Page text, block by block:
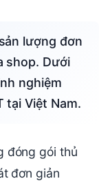
shop. Dưới
nghiệm
tại Việt Nam.
đóng gói thủ
đơn giản